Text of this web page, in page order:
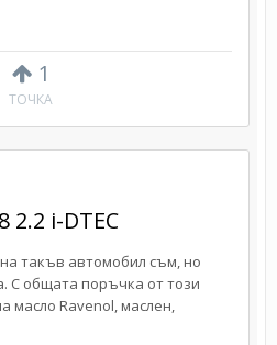
1
ТОЧКА
2.2 i-DTEC
такъв автомобил съм, но
С общата поръчка от този
масло Ravenol, маслен,